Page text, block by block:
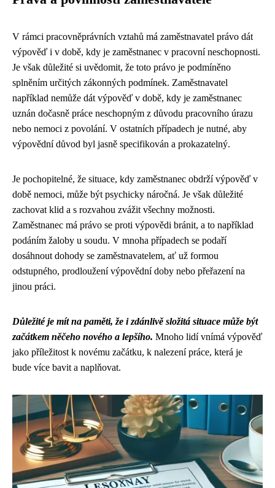
V rámci pracovněprávních vztahů má zaměstnavatel právo dát
výpověď i v době, kdy je zaměstnanec v pracovní neschopnosti.
Je však důležité si uvědomit, že toto právo je podmíněno
splněním určitých zákonných podmínek. Zaměstnavatel
například nemůže dát výpověď v době, kdy je zaměstnanec
uznán dočasně práce neschopným z důvodu pracovního úrazu
nebo nemoci z povolání. V ostatních případech je nutné, aby
výpovědní důvod byl jasně specifikován a prokazatelný.
Je pochopitelné, že situace, kdy zaměstnanec obdrží výpověď v
době nemoci, může být psychicky náročná. Je však důležité
zachovat klid a s rozvahou zvážit všechny možnosti.
Zaměstnanec má právo se proti výpovědi bránit, a to například
podáním žaloby u soudu. V mnoha případech se podaří
dosáhnout dohody se zaměstnavatelem, ať už formou
odstupného, prodloužení výpovědní doby nebo přeřazení na
jinou práci.
Důležité je mít na paměti, že i zdánlivě složitá situace může být
začátkem něčeho nového a lepšího. Mnoho lidí vnímá výpověď
jako příležitost k novému začátku, k nalezení práce, která je
bude více bavit a naplňovat.